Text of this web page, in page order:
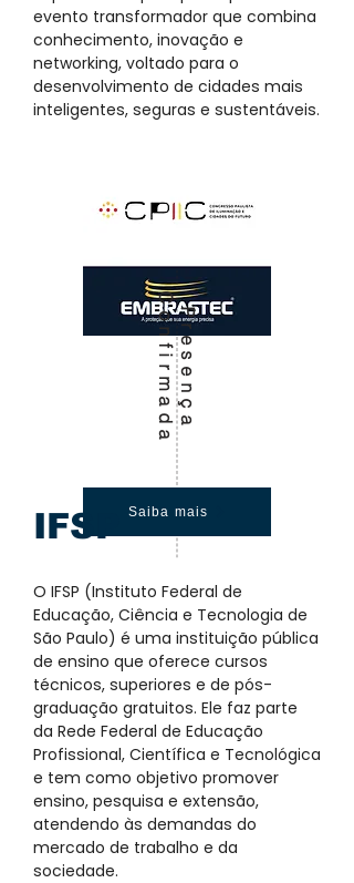
evento transformador que combina
conhecimento, inovação e
networking, voltado para o
desenvolvimento de cidades mais
inteligentes, seguras e sustentáveis.
P
r
e
s
e
n
ç
a
Co
n
f
i
r
m
a
d
a
Saiba mais
IFSP
O IFSP (Instituto Federal de
Educação, Ciência e Tecnologia de
São Paulo) é uma instituição pública
de ensino que oferece cursos
técnicos, superiores e de pós-
graduação gratuitos. Ele faz parte
da Rede Federal de Educação
Profissional, Científica e Tecnológica
e tem como objetivo promover
ensino, pesquisa e extensão,
atendendo às demandas do
mercado de trabalho e da
sociedade.